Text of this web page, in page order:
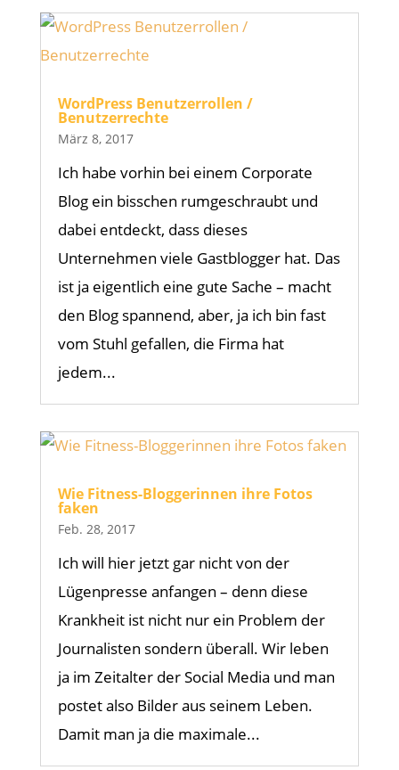
WordPress Benutzerrollen /
Benutzerrechte
März 8, 2017
Ich habe vorhin bei einem Corporate
Blog ein bisschen rumgeschraubt und
dabei entdeckt, dass dieses
Unternehmen viele Gastblogger hat. Das
ist ja eigentlich eine gute Sache – macht
den Blog spannend, aber, ja ich bin fast
vom Stuhl gefallen, die Firma hat
jedem...
Wie Fitness-Bloggerinnen ihre Fotos
faken
Feb. 28, 2017
Ich will hier jetzt gar nicht von der
Lügenpresse anfangen – denn diese
Krankheit ist nicht nur ein Problem der
Journalisten sondern überall. Wir leben
ja im Zeitalter der Social Media und man
postet also Bilder aus seinem Leben.
Damit man ja die maximale...